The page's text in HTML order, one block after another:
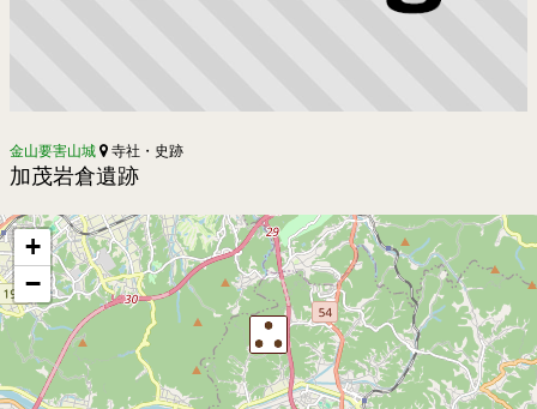
金山要害山城 寺社・史跡
加茂岩倉遺跡
+
−